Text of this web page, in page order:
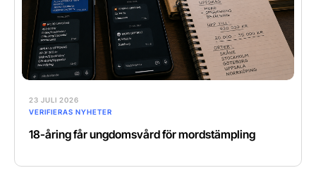
23 JULI 2026
VERIFIERAS NYHETER
18-åring får ungdomsvård för mordstämpling